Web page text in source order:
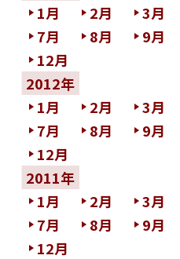
1月
2月 3月
7月
8月 9月
12月
2012年
1月
2月 3月
7月
8月 9月
12月
2011年
1月
2月 3月
7月
8月 9月
12月